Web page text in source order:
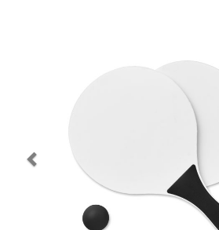
Navidad 🎄 Invierno